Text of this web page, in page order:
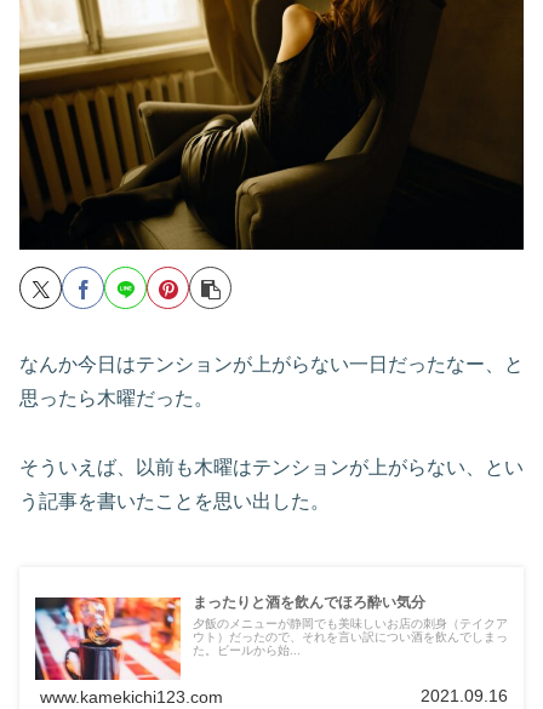
なんか今日はテンションが上がらない一日だったなー、と
思ったら木曜だった。
そういえば、以前も木曜はテンションが上がらない、とい
う記事を書いたことを思い出した。
まったりと酒を飲んでほろ酔い気分
夕飯のメニューが静岡でも美味しいお店の刺身（テイクア
ウト）だったので、それを言い訳につい酒を飲んでしまっ
た。ビールから始...
www.kamekichi123.com 2021.09.16